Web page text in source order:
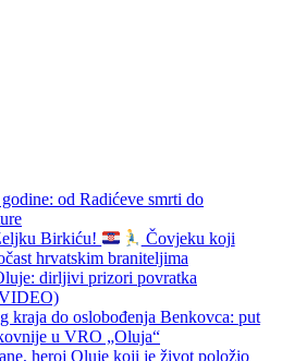
od Radićeve smrti do
Birkiću!
Čovjeku koji
hrvatskim braniteljima
dirljivi prizori povratka
kraja do oslobođenja Benkovca: put
u VRO „Oluja“
heroj Oluje koji je život položio